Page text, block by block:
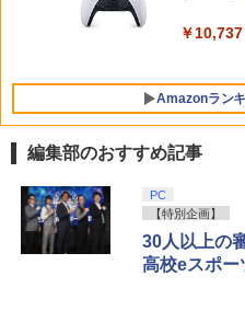
￥10,737
Amazonラン
1
ラー +
￥8,300
1
第三章
ナル三方
(オリジ
カー特典
編集部のおすすめ記事
PC
【特別企画】
30人以上の
高校eスポー